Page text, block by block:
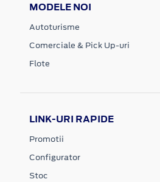
MODELE NOI
Autoturisme
Comerciale & Pick Up-uri
Flote
LINK-URI RAPIDE
Promotii
Configurator
Stoc